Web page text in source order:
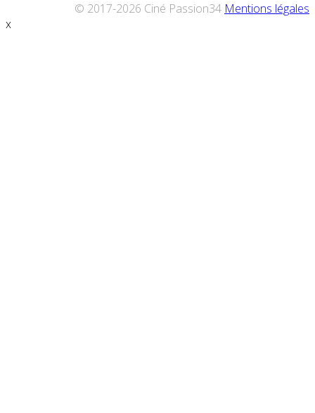
© 2017-2026 Ciné Passion34 Mentions légales
x